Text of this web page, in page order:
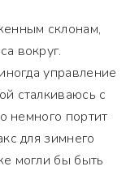
склонам,
вокруг.
управление
сталкиваюсь с
немного портит
для зимнего
могли бы быть